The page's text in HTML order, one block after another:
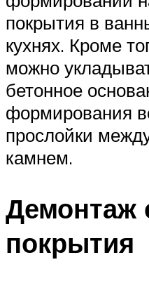
покрытия в
кухнях. Кроме
можно
бетонное
формирования
прослойки
камнем.
Демонтаж
покрытия